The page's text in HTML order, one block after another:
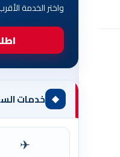
واختر الخدمة
◆ خدمات
✈